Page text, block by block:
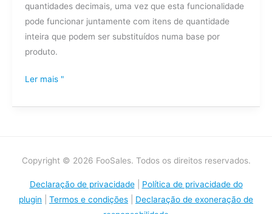
quantidades decimais, uma vez que esta funcionalidade
pode funcionar juntamente com itens de quantidade
inteira que podem ser substituídos numa base por
produto.
Ler mais "
Copyright © 2026 FooSales. Todos os direitos reservados.
Declaração de privacidade| Política de privacidade do
plugin
Termos e condições
Declaração de exoneração de